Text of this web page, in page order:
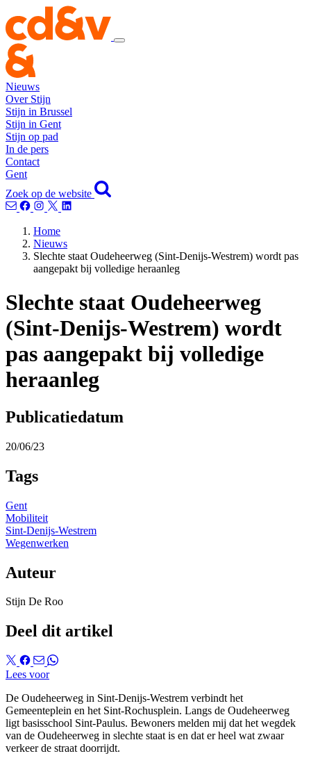
Nieuws
Over Stijn
Stijn in Brussel
Stijn in Gent
Stijn op pad
In de pers
Contact
Gent
Zoek op de website
Home
Nieuws
Slechte staat Oudeheerweg (Sint-Denijs-Westrem) wordt pas
aangepakt bij volledige heraanleg
Slechte staat Oudeheerweg
(Sint-Denijs-Westrem) wordt
pas aangepakt bij volledige
heraanleg
Publicatiedatum
20/06/23
Tags
Gent
Mobiliteit
Sint-Denijs-Westrem
Wegenwerken
Auteur
Stijn De Roo
Deel dit artikel
Lees voor
De Oudeheerweg in Sint-Denijs-Westrem verbindt het
Gemeenteplein en het Sint-Rochusplein. Langs de Oudeheerweg
ligt basisschool Sint-Paulus. Bewoners melden mij dat het wegdek
van de Oudeheerweg in slechte staat is en dat er heel wat zwaar
verkeer de straat doorrijdt.